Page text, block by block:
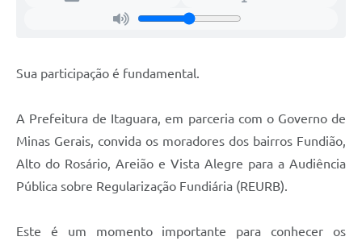
Sua participação é fundamental.
A Prefeitura de Itaguara, em parceria com o Governo de
Minas Gerais, convida os moradores dos bairros Fundião,
Alto do Rosário, Areião e Vista Alegre para a Audiência
Pública sobre Regularização Fundiária (REURB).
Este é um momento importante para conhecer os